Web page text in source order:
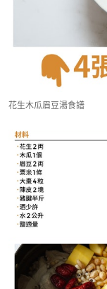
花生木瓜眉豆湯食譜